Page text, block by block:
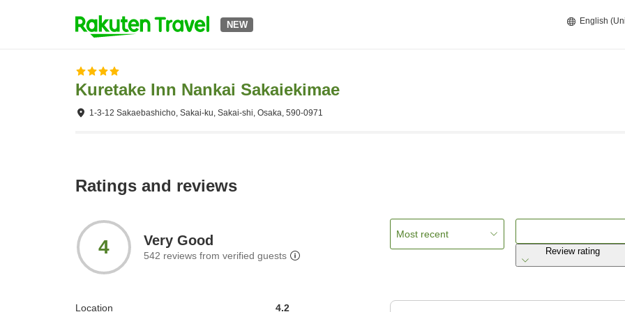
NEW English
Kuretake Inn Nankai Sakaiekimae
1-3-12 Sakaebashicho, Sakai-ku, Sakai-shi, Osaka, 590-0971
Ratings and reviews
4 Very Good
542 reviews from verified guests
Location 4.2
Most recent
Review rating